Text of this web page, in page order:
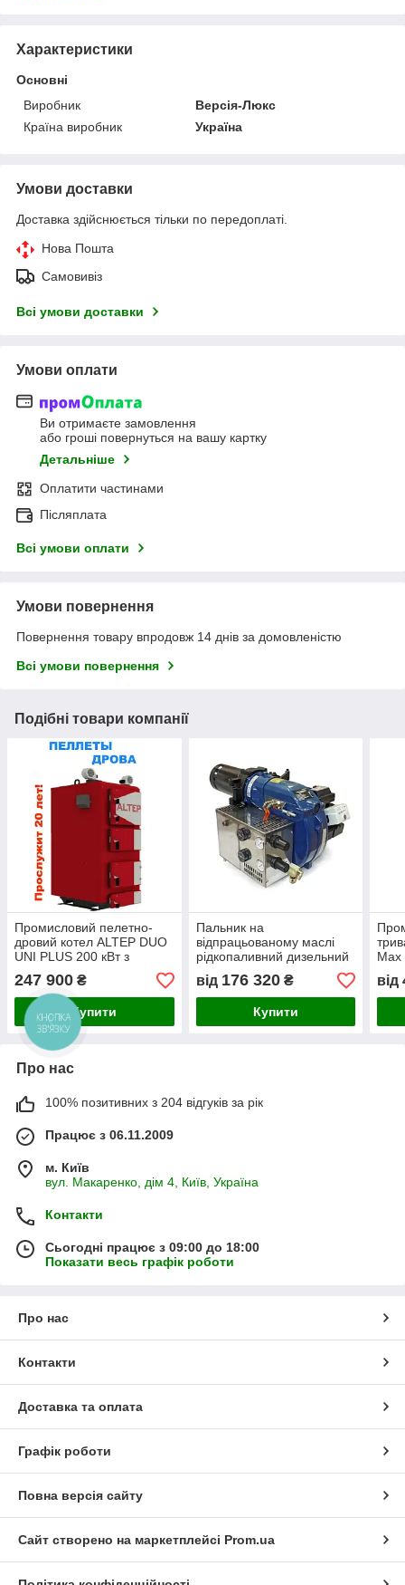
Характеристики
Основні
Виробник
Версія-Люкс
Країна виробник
Україна
Умови доставки
Доставка здійснюється тільки по передоплаті.
Нова Пошта
Самовивіз
Всі умови доставки
Умови оплати
Ви отримаєте замовлення
або гроші повернуться на вашу картку
Детальніше
Оплатити частинами
Післяплата
Всі умови оплати
Умови повернення
Повернення товару впродовж 14 днів за домовленістю
Всі умови повернення
Подібні товари компанії
Промисловий пелетно-
дровий котел ALTEP DUO
UNI PLUS 200 кВт з
247 900 ₴
Купити
Пальник на
відпрацьованому маслі
рідкопаливний дизельний
Стар)
від 176 320₴
Купити
Max
від
Про нас
100% позитивних з 204 відгуків за рік
Працює з 06.11.2009
м. Київ
вул. Макаренко, дім 4, Київ, Україна
Контакти
Сьогодні працює з 09:00 до 18:00
Показати весь графік роботи
Про нас
Контакти
Доставка та оплата
Графік роботи
Повна версія сайту
Сайт створено на маркетплейсі Prom.ua
КНОПКА
ЗВ'ЯЗКУ